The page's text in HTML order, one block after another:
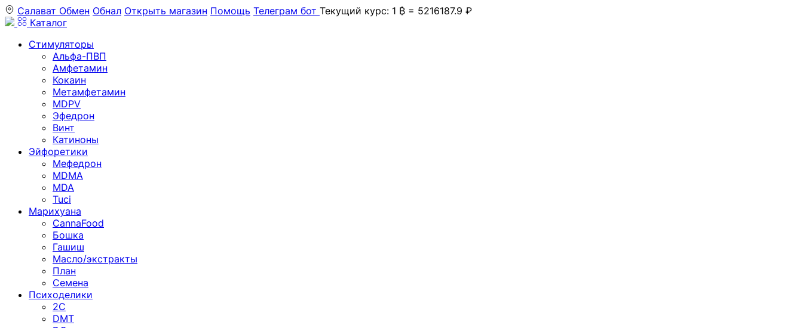
Салават Обмен Обнал Открыть магазин Помощь Телеграм бот Текущий курс: 1 ₿ = 5216187.9 ₽
Каталог
Стимуляторы
Альфа-ПВП
Амфетамин
Кокаин
Метамфетамин
MDPV
Эфедрон
Винт
Катиноны
Эйфоретики
Мефедрон
MDMA
MDA
Tuci
Марихуана
CannaFood
Бошка
Гашиш
Масло/экстракты
План
Семена
Психоделики
2C
DMT